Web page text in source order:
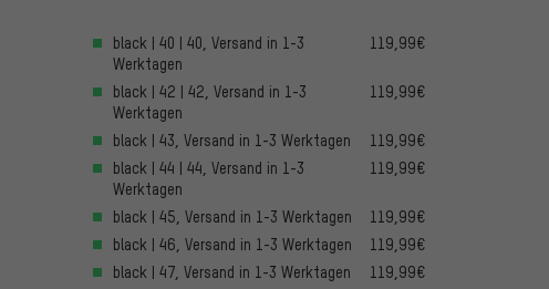
black | 40 | 40, Versand in 1-3
Werktagen
119,99€
black | 42 | 42, Versand in 1-3
Werktagen
119,99€
black | 43, Versand in 1-3 Werktagen
119,99€
black | 44 | 44, Versand in 1-3
Werktagen
119,99€
black | 45, Versand in 1-3 Werktagen
119,99€
black | 46, Versand in 1-3 Werktagen
119,99€
black | 47, Versand in 1-3 Werktagen
119,99€